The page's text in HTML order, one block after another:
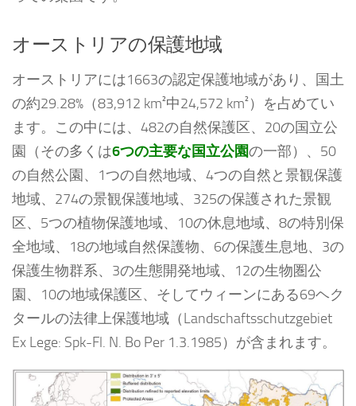
オーストリアの保護地域
オーストリアには1663の認定保護地域があり、国土
の約29.28%（83,912 km²中24,572 km²）を占めてい
ます。この中には、482の自然保護区、20の国立公
園（その多くは6つの主要な国立公園の一部）、50
の自然公園、1つの自然地域、4つの自然と景観保護
地域、274の景観保護地域、325の保護された景観
区、5つの植物保護地域、10の休息地域、8の特別保
全地域、18の地域自然保護物、6の保護生息地、3の
保護生物群系、3の生態開発地域、12の生物圏公
園、10の地域保護区、そしてウィーンにある69ヘク
タールの法律上保護地域（Landschaftsschutzgebiet
Ex Lege: Spk-Fl. N. Bo Per 1.3.1985）が含まれます。